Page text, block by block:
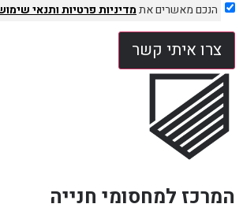
הנכם מאשרים אתמדיניות פרטיותותנאי שימוש
צרו איתי קשר
המרכז למחסומי חנייה